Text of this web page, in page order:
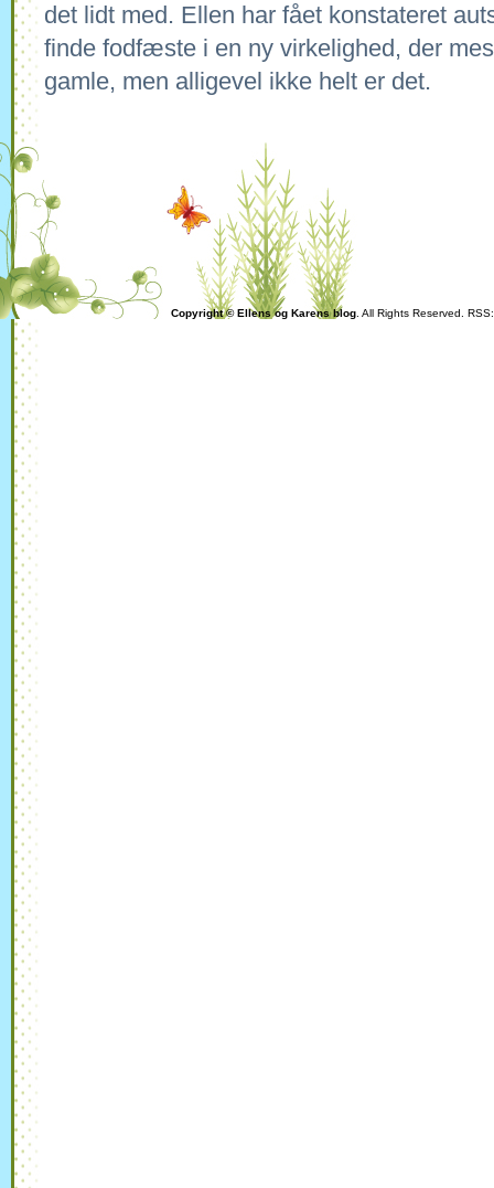
det lidt med. Ellen har fået konstateret
finde fodfæste i en ny virkelighed, der
gamle, men alligevel ikke helt er det.
Copyright © Ellens og Karens blog. All Rights Reserved.